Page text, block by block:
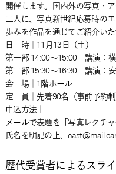
開催します。国内外の写真・
二人に、写真新世紀応募時の
歩みを作品を通じてご紹介いた
日 時｜11月13日（土）
第一部 14:00～15:00 講演：
第二部 15:30～16:30 講演：
会 場｜1階ホール
定 員｜先着90名（事前予約制
申込方法｜
メールで表題を「写真レクチ
氏名を明記の上、
歴代受賞者によるスラ